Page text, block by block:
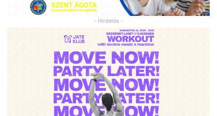
- Hirdetés -